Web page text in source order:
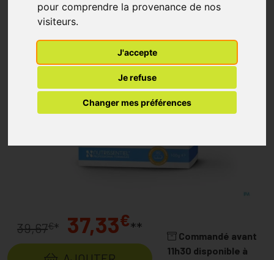
pour comprendre la provenance de nos
visiteurs.
J'accepte
Je refuse
Changer mes préférences
39,67€* 37,33€**
Commandé avant
11h30 disponible à